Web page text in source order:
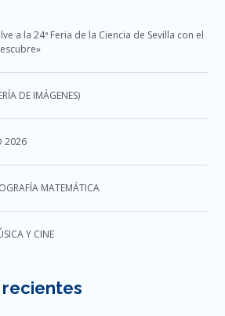
a la 24ª Feria de la Ciencia de Sevilla con el
DE IMÁGENES)
2026
MATEMÁTICA
Y CINE